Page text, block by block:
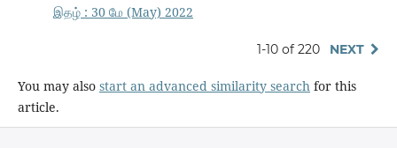
இதழ் : 30 மே (May) 2022
1-10 of 220 NEXT
You may also start an advanced similarity search for this
article.